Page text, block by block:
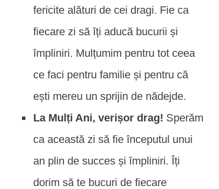
fericite alături de cei dragi. Fie ca
fiecare zi să îți aducă bucurii și
împliniri. Mulțumim pentru tot ceea
ce faci pentru familie și pentru că
ești mereu un sprijin de nădejde.
La Mulți Ani, verișor drag! Sperăm
ca această zi să fie începutul unui
an plin de succes și împliniri. Îți
dorim să te bucuri de fiecare